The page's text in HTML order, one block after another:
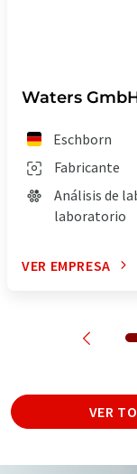
Waters
Eschborn
Fabricante
Análisis de
laboratorio
VER EMPRESA
VER